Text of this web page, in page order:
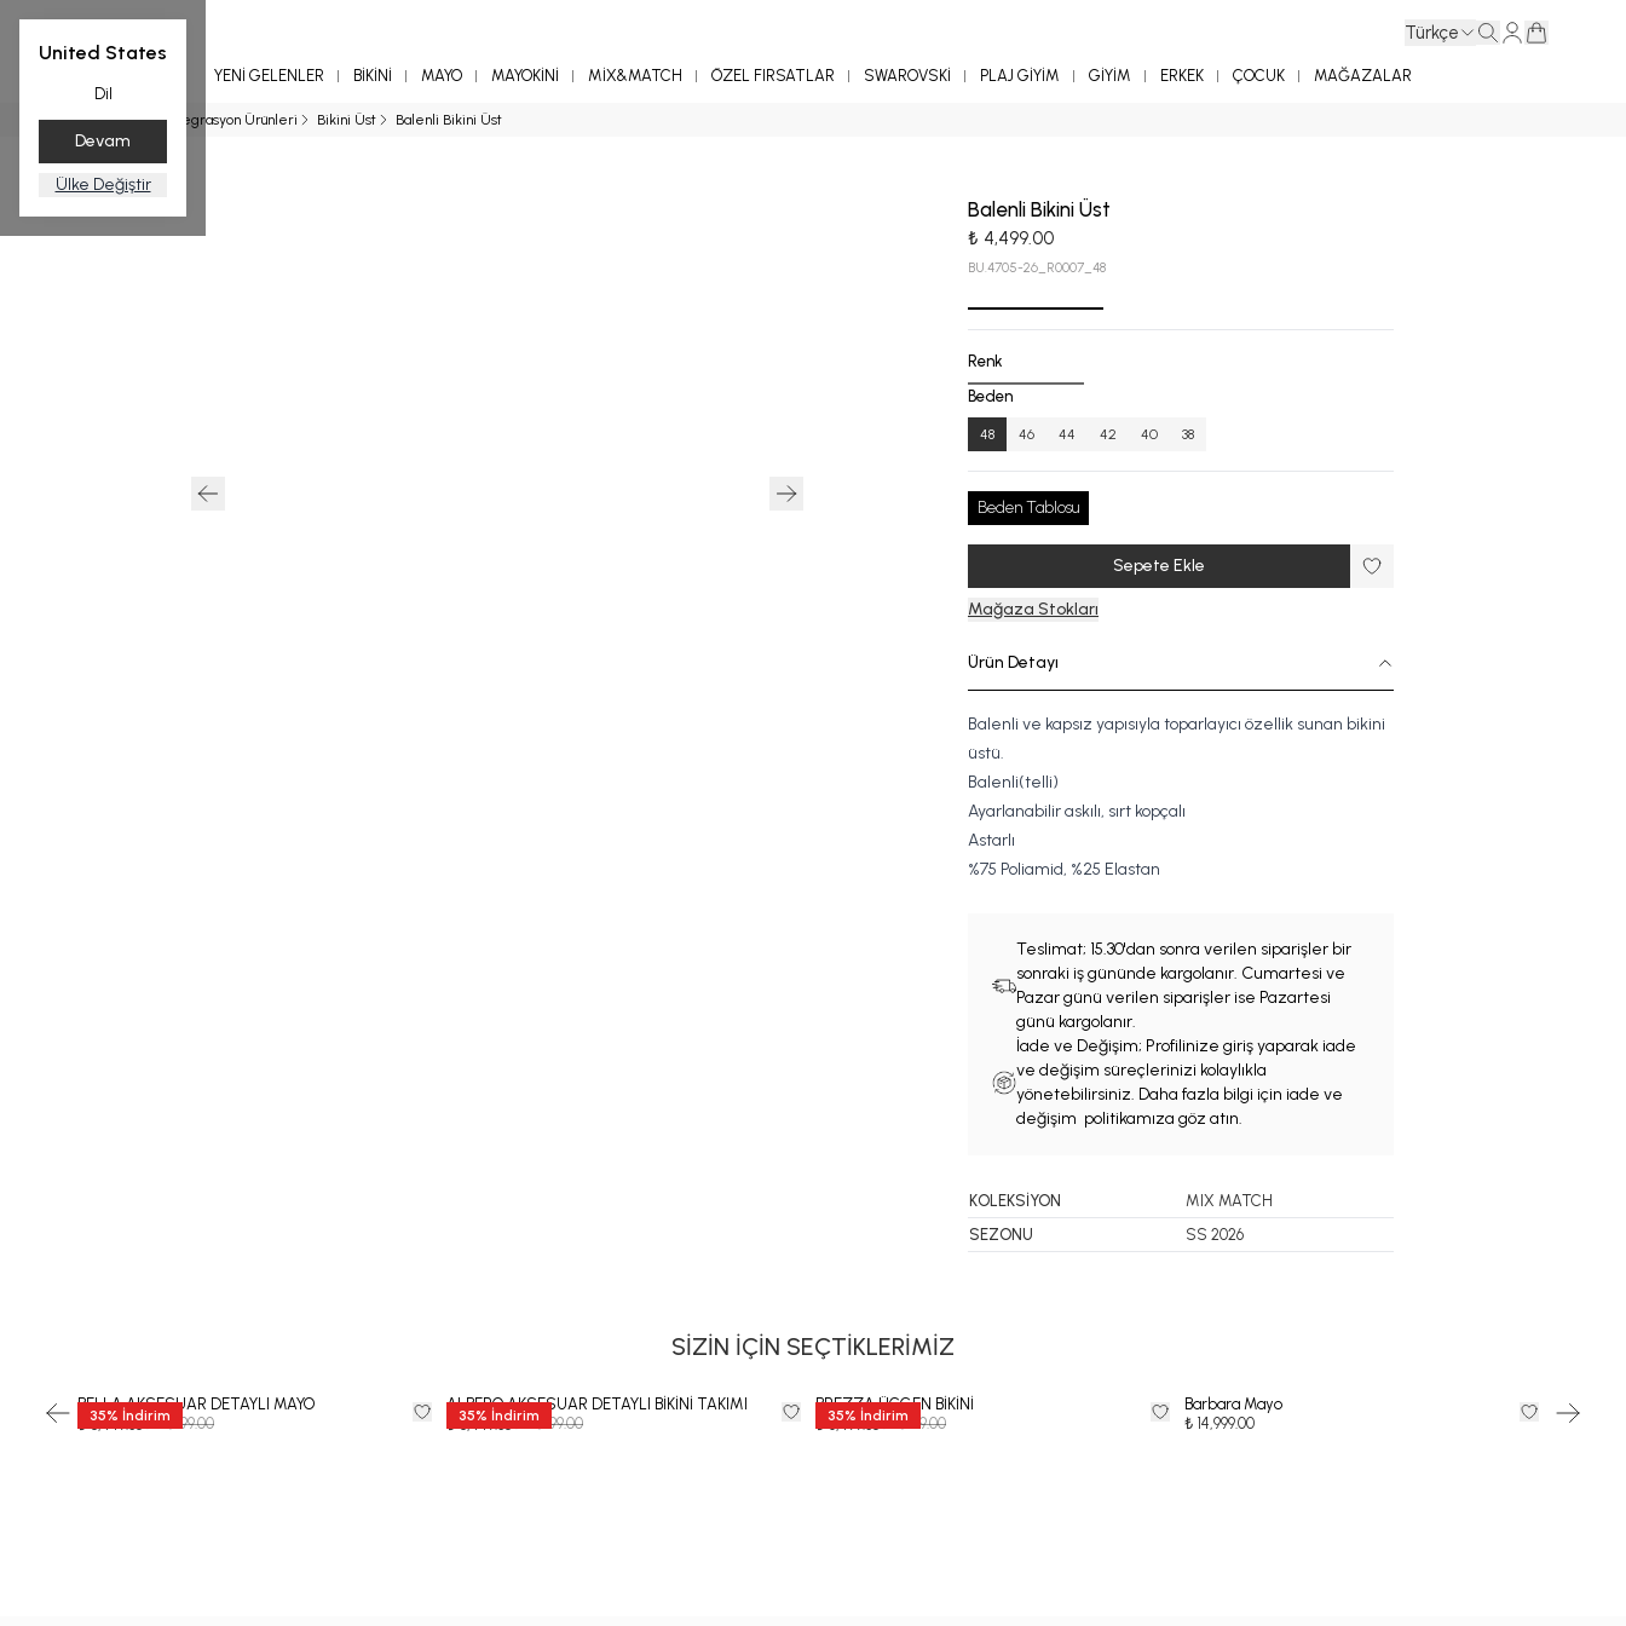
United States
Dil
Devam
Ülke Değiştir
Türkçe
YENİ GELENLER BİKİNİ MAYO MAYOKİNİ MİX&MATCH ÖZEL FIRSATLAR SWAROVSKİ PLAJ GİYİM GİYİM ERKEK ÇOCUK MAĞAZALAR
Ana Sayfa Entegrasyon Ürünleri Bikini Üst Balenli Bikini Üst
Balenli Bikini Üst
₺ 4,499.00
BU.4705-26_R0007_48
Renk
Beden
48 46 44 42 40 38
Beden Tablosu
Sepete Ekle
Mağaza Stokları
Ürün Detayı
Balenli ve kapsız yapısıyla toparlayıcı özellik sunan bikini
üstü.
Balenli(telli)
Ayarlanabilir askılı, sırt kopçalı
Astarlı
%75 Poliamid, %25 Elastan
Teslimat; 15.30'dan sonra verilen siparişler bir
sonraki iş gününde kargolanır. Cumartesi ve
Pazar günü verilen siparişler ise Pazartesi
günü kargolanır.
İade ve Değişim; Profilinize giriş yaparak iade
ve değişim süreçlerinizi kolaylıkla
yönetebilirsiniz. Daha fazla bilgi için iade ve
değişim politikamıza göz atın.
KOLEKSİYON
MIX MATCH
SEZONU
SS 2026
SİZİN İÇİN SEÇTİKLERİMİZ
35% İndirim
BELLA AKSESUAR DETAYLI MAYO
₺ 8,449.35₺ 12,999.00 35% İndirim
ALBERO AKSESUAR DETAYLI BİKİNİ TAKIMI
₺ 8,449.35₺ 12,999.00 35% İndirim
BREZZA ÜÇGEN BİKİNİ
₺ 6,499.35₺ 9,999.00
Barbara Mayo
₺ 14,999.00
35
₺ 7,149.35